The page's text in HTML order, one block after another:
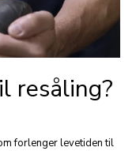
resåling?
forlenger levetiden til